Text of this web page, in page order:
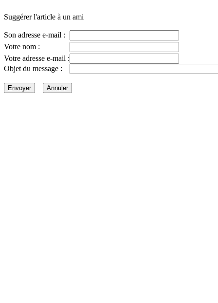
Suggérer l'article à un ami
Son adresse e-mail :
Votre nom :
Votre adresse e-mail :
Objet du message :